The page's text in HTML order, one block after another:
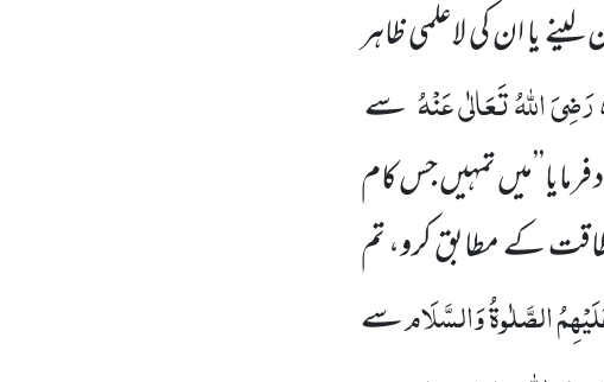
یا ان کی لاعلمی ظاہر
رَضِیَ اللہُ تَعَالٰی عَنْہُ سے
تمہیں جس کام
کے مطابق کرو، تم
الصَّلٰوۃُ وَالسَّلَامسے